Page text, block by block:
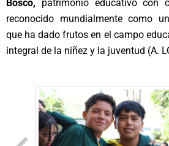
Bosco, patrimonio educativo con
reconocido mundialmente como
que ha dado frutos en el campo
integral de la niñez y la juventud (A.